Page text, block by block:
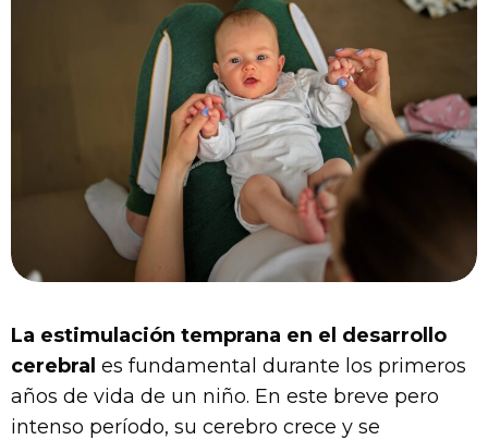
La estimulación temprana en el desarrollo
cerebral es fundamental durante los primeros
años de vida de un niño. En este breve pero
intenso período, su cerebro crece y se